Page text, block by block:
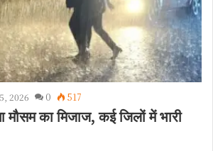
2026 0 517
मौसम का मिजाज, कई जिलों में भारी